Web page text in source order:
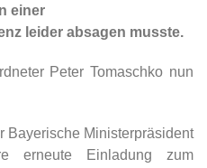
einer
leider absagen musste.
Peter Tomaschko nun
Bayerische Ministerpräsident
erneute Einladung zum